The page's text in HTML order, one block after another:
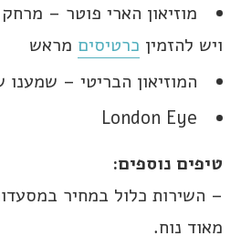
מוזיאון הארי פוטר –
ויש להזמין כרטיסים מראש
המוזיאון הבריטי –
London Eye
טיפים נוספים:
– השירות כלול במחיר
מאוד נוח.